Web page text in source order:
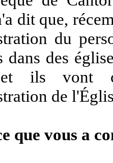
dit que,
du
dans des
ils vont
de
que vous a